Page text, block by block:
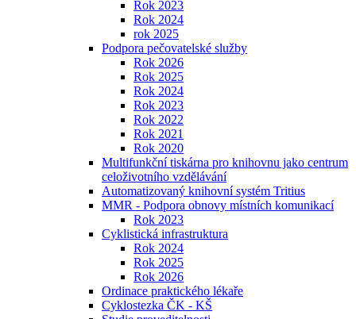
Rok 2023
Rok 2024
rok 2025
Podpora pečovatelské služby
Rok 2026
Rok 2025
Rok 2024
Rok 2023
Rok 2022
Rok 2021
Rok 2020
Multifunkční tiskárna pro knihovnu jako centrum
celoživotního vzdělávání
Automatizovaný knihovní systém Tritius
MMR - Podpora obnovy místních komunikací
Rok 2023
Cyklistická infrastruktura
Rok 2024
Rok 2025
Rok 2026
Ordinace praktického lékaře
Cyklostezka ČK - KŠ